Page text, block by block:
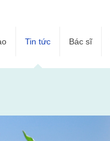
Tin tức Bác sĩ